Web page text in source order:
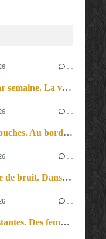
8 soirs par semaine. La vie d’artiste en tournée. Ses joies et ses galères.
Par les bouches. Au bord des lèvres et sur le bout des langues.
Sans faire de bruit. Dans le microcosme du quotidien, l’exploration théâtrale de la perception sonore.
Les Résistantes. Des femmes dans la guerre. Aussi.